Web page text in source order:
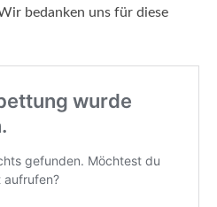
bedanken uns für diese